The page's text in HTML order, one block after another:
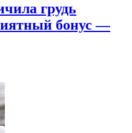
грудь
бонус —